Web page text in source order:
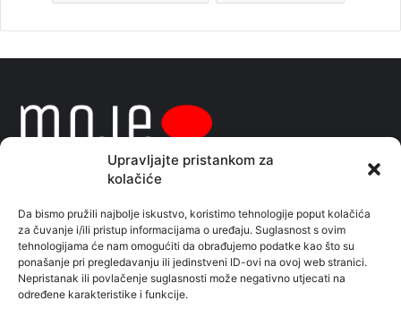
Upravljajte pristankom za
kolačiće
Da bismo pružili najbolje iskustvo, koristimo tehnologije poput kolačića
za čuvanje i/ili pristup informacijama o uređaju. Suglasnost s ovim
tehnologijama će nam omogućiti da obrađujemo podatke kao što su
ponašanje pri pregledavanju ili jedinstveni ID-ovi na ovoj web stranici.
Nepristanak ili povlačenje suglasnosti može negativno utjecati na
određene karakteristike i funkcije.
Sve naše priče pratite i na facebook stranici
Moje vijesti